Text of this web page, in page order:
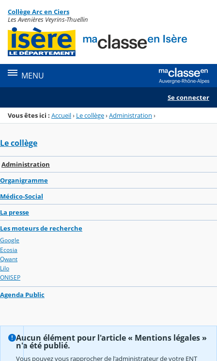
Menu de la rubrique
Contenu
Collège Arc en Ciers
Les Avenières Veyrins-Thuellin
MENU
Se connecter
Vous êtes ici : Accueil› Le collège›Administration ›
Le collège
Administration
Organigramme
Médico-Social
La presse
Les moteurs de recherche
Google
Ecosia
Qwant
Lilo
ONISEP
Agenda Public
Aucun élément pour l'article « Mentions légales »
n'a été publié.
Vous pouvez vous rapprocher de l'administrateur de votre ENT